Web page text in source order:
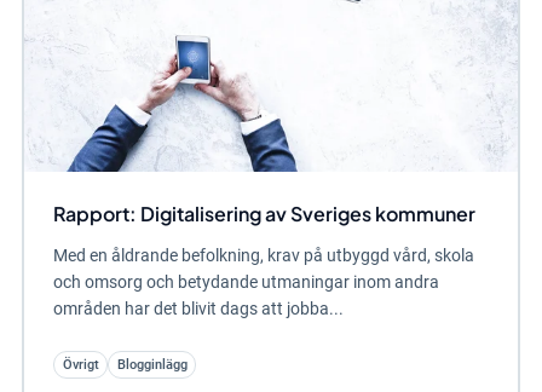
Rapport: Digitalisering av Sveriges kommuner
Med en åldrande befolkning, krav på utbyggd vård, skola
och omsorg och betydande utmaningar inom andra
områden har det blivit dags att jobba...
Övrigt Blogginlägg